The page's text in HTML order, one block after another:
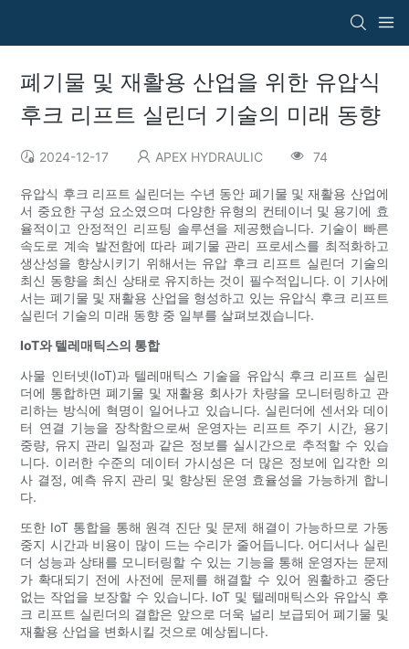
폐기물 및 재활용 산업을 위한 유압식
후크 리프트 실린더 기술의 미래 동향
2024-12-17 APEX HYDRAULIC 74
유압식 후크 리프트 실린더는 수년 동안 폐기물 및 재활용 산업에
서 중요한 구성 요소였으며 다양한 유형의 컨테이너 및 용기에 효
율적이고 안정적인 리프팅 솔루션을 제공했습니다. 기술이 빠른
속도로 계속 발전함에 따라 폐기물 관리 프로세스를 최적화하고
생산성을 향상시키기 위해서는 유압 후크 리프트 실린더 기술의
최신 동향을 최신 상태로 유지하는 것이 필수적입니다. 이 기사에
서는 폐기물 및 재활용 산업을 형성하고 있는 유압식 후크 리프트
실린더 기술의 미래 동향 중 일부를 살펴보겠습니다.
IoT와 텔레매틱스의 통합
사물 인터넷(IoT)과 텔레매틱스 기술을 유압식 후크 리프트 실린
더에 통합하면 폐기물 및 재활용 회사가 차량을 모니터링하고 관
리하는 방식에 혁명이 일어나고 있습니다. 실린더에 센서와 데이
터 연결 기능을 장착함으로써 운영자는 리프트 주기 시간, 용기
중량, 유지 관리 일정과 같은 정보를 실시간으로 추적할 수 있습
니다. 이러한 수준의 데이터 가시성은 더 많은 정보에 입각한 의
사 결정, 예측 유지 관리 및 향상된 운영 효율성을 가능하게 합니
다.
또한 IoT 통합을 통해 원격 진단 및 문제 해결이 가능하므로 가동
중지 시간과 비용이 많이 드는 수리가 줄어듭니다. 어디서나 실린
더 성능과 상태를 모니터링할 수 있는 기능을 통해 운영자는 문제
가 확대되기 전에 사전에 문제를 해결할 수 있어 원활하고 중단
없는 작업을 보장할 수 있습니다. IoT 및 텔레매틱스와 유압식 후
크 리프트 실린더의 결합은 앞으로 더욱 널리 보급되어 폐기물 및
재활용 산업을 변화시킬 것으로 예상됩니다.